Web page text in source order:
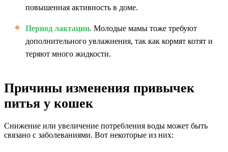
повышенная активность в доме.
Период лактации. Молодые мамы тоже требуют
дополнительного увлажнения, так как кормят котят и
теряют много жидкости.
Причины изменения привычек
питья у кошек
Снижение или увеличение потребления воды может быть
связано с заболеваниями. Вот некоторые из них: